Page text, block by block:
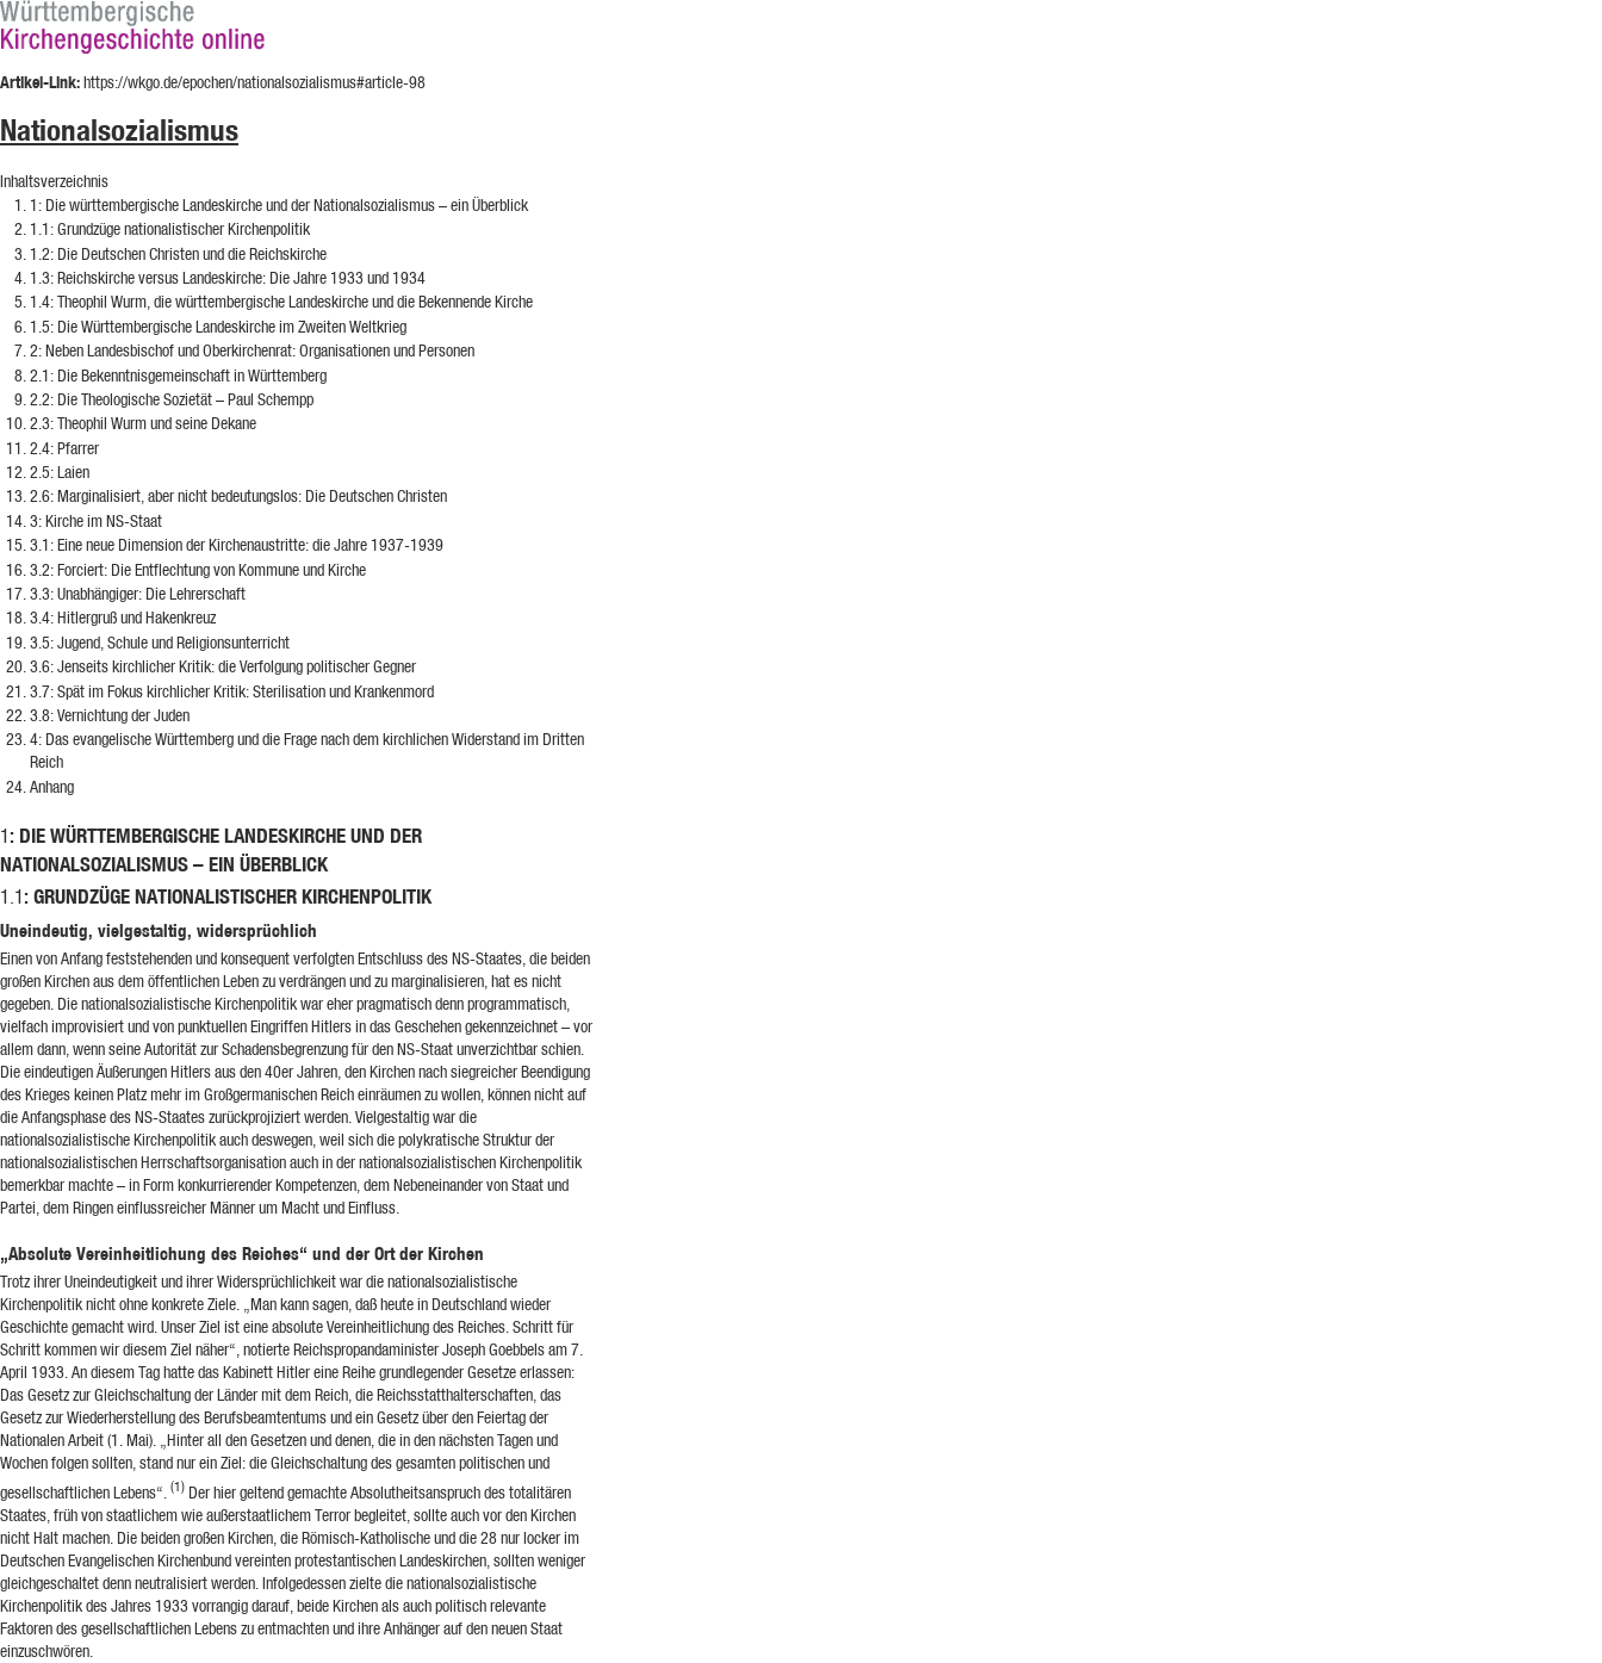
Artikel-Link:https://wkgo.de/epochen/nationalsozialismus#article-98
Nationalsozialismus
Inhaltsverzeichnis
1: Die württembergische Landeskirche und der Nationalsozialismus – ein Überblick
1.1: Grundzüge nationalistischer Kirchenpolitik
1.2: Die Deutschen Christen und die Reichskirche
1.3: Reichskirche versus Landeskirche: Die Jahre 1933 und 1934
1.4: Theophil Wurm, die württembergische Landeskirche und die Bekennende Kirche
1.5: Die Württembergische Landeskirche im Zweiten Weltkrieg
2: Neben Landesbischof und Oberkirchenrat: Organisationen und Personen
2.1: Die Bekenntnisgemeinschaft in Württemberg
2.2: Die Theologische Sozietät – Paul Schempp
2.3: Theophil Wurm und seine Dekane
2.4: Pfarrer
2.5: Laien
2.6: Marginalisiert, aber nicht bedeutungslos: Die Deutschen Christen
3: Kirche im NS-Staat
3.1: Eine neue Dimension der Kirchenaustritte: die Jahre 1937-1939
3.2: Forciert: Die Entflechtung von Kommune und Kirche
3.3: Unabhängiger: Die Lehrerschaft
3.4: Hitlergruß und Hakenkreuz
3.5: Jugend, Schule und Religionsunterricht
3.6: Jenseits kirchlicher Kritik: die Verfolgung politischer Gegner
3.7: Spät im Fokus kirchlicher Kritik: Sterilisation und Krankenmord
3.8: Vernichtung der Juden
4: Das evangelische Württemberg und die Frage nach dem kirchlichen Widerstand im Dritten
Reich
Anhang
1: DIE WÜRTTEMBERGISCHE LANDESKIRCHE UND DER
NATIONALSOZIALISMUS – EIN ÜBERBLICK
1.1: GRUNDZÜGE NATIONALISTISCHER KIRCHENPOLITIK
Uneindeutig, vielgestaltig, widersprüchlich
Einen von Anfang feststehenden und konsequent verfolgten Entschluss des NS-Staates, die beiden
großen Kirchen aus dem öffentlichen Leben zu verdrängen und zu marginalisieren, hat es nicht
gegeben. Die nationalsozialistische Kirchenpolitik war eher pragmatisch denn programmatisch,
vielfach improvisiert und von punktuellen Eingriffen Hitlers in das Geschehen gekennzeichnet – vor
allem dann, wenn seine Autorität zur Schadensbegrenzung für den NS-Staat unverzichtbar schien.
Die eindeutigen Äußerungen Hitlers aus den 40er Jahren, den Kirchen nach siegreicher Beendigung
des Krieges keinen Platz mehr im Großgermanischen Reich einräumen zu wollen, können nicht auf
die Anfangsphase des NS-Staates zurückprojiziert werden. Vielgestaltig war die
nationalsozialistische Kirchenpolitik auch deswegen, weil sich die polykratische Struktur der
nationalsozialistischen Herrschaftsorganisation auch in der nationalsozialistischen Kirchenpolitik
bemerkbar machte – in Form konkurrierender Kompetenzen, dem Nebeneinander von Staat und
Partei, dem Ringen einflussreicher Männer um Macht und Einfluss.
„Absolute Vereinheitlichung des Reiches“ und der Ort der Kirchen
Trotz ihrer Uneindeutigkeit und ihrer Widersprüchlichkeit war die nationalsozialistische
Kirchenpolitik nicht ohne konkrete Ziele. „Man kann sagen, daß heute in Deutschland wieder
Geschichte gemacht wird. Unser Ziel ist eine absolute Vereinheitlichung des Reiches. Schritt für
Schritt kommen wir diesem Ziel näher“, notierte Reichspropandaminister Joseph Goebbels am 7.
April 1933. An diesem Tag hatte das Kabinett Hitler eine Reihe grundlegender Gesetze erlassen:
Das Gesetz zur Gleichschaltung der Länder mit dem Reich, die Reichsstatthalterschaften, das
Gesetz zur Wiederherstellung des Berufsbeamtentums und ein Gesetz über den Feiertag der
Nationalen Arbeit (1. Mai). „Hinter all den Gesetzen und denen, die in den nächsten Tagen und
Wochen folgen sollten, stand nur ein Ziel: die Gleichschaltung des gesamten politischen und
gesellschaftlichen Lebens“. (1) Der hier geltend gemachte Absolutheitsanspruch des totalitären
Staates, früh von staatlichem wie außerstaatlichem Terror begleitet, sollte auch vor den Kirchen
nicht Halt machen. Die beiden großen Kirchen, die Römisch-Katholische und die 28 nur locker im
Deutschen Evangelischen Kirchenbund vereinten protestantischen Landeskirchen, sollten weniger
gleichgeschaltet denn neutralisiert werden. Infolgedessen zielte die nationalsozialistische
Kirchenpolitik des Jahres 1933 vorrangig darauf, beide Kirchen als auch politisch relevante
Faktoren des gesellschaftlichen Lebens zu entmachten und ihre Anhänger auf den neuen Staat
einzuschwören.